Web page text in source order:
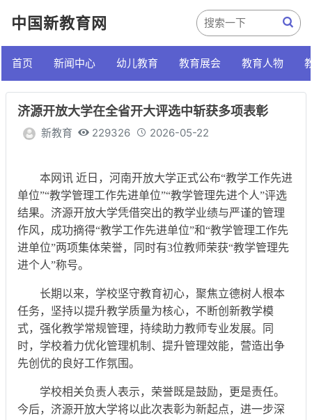
中国新教育网
首页 新闻中心 幼儿教育 教育展会 教育人物
济源开放大学在全省开大评选中斩获多项表彰
新教育 229326 2026-05-22
本网讯 近日，河南开放大学正式公布“教学工作先进
单位”“教学管理工作先进单位”“教学管理先进个人”评选
结果。济源开放大学凭借突出的教学业绩与严谨的管理
作风，成功摘得“教学工作先进单位”和“教学管理工作先
进单位”两项集体荣誉，同时有3位教师荣获“教学管理先
进个人”称号。
长期以来，学校坚守教育初心，聚焦立德树人根本
任务，坚持以提升教学质量为核心，不断创新教学模
式，强化教学常规管理，持续助力教师专业发展。同
时，学校着力优化管理机制、提升管理效能，营造出争
先创优的良好工作氛围。
学校相关负责人表示，荣誉既是鼓励，更是责任。
今后，济源开放大学将以此次表彰为新起点，进一步深